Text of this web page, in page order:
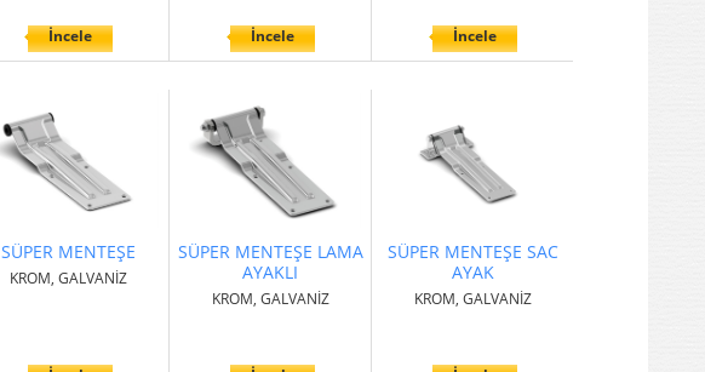
İncele İncele İncele
SÜPER MENTEŞE
KROM, GALVANİZ
SÜPER MENTEŞE LAMA
AYAKLI
KROM, GALVANİZ
SÜPER MENTEŞE SAC
AYAK
KROM, GALVANİZ